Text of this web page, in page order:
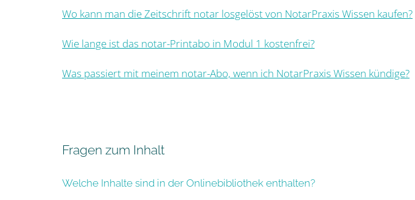
Wo kann man die Zeitschrift notar losgelöst von NotarPraxis Wissen kaufen?
Wie lange ist das notar-Printabo in Modul 1 kostenfrei?
Was passiert mit meinem notar-Abo, wenn ich NotarPraxis Wissen kündige?
Fragen zum Inhalt
Welche Inhalte sind in der Onlinebibliothek enthalten?